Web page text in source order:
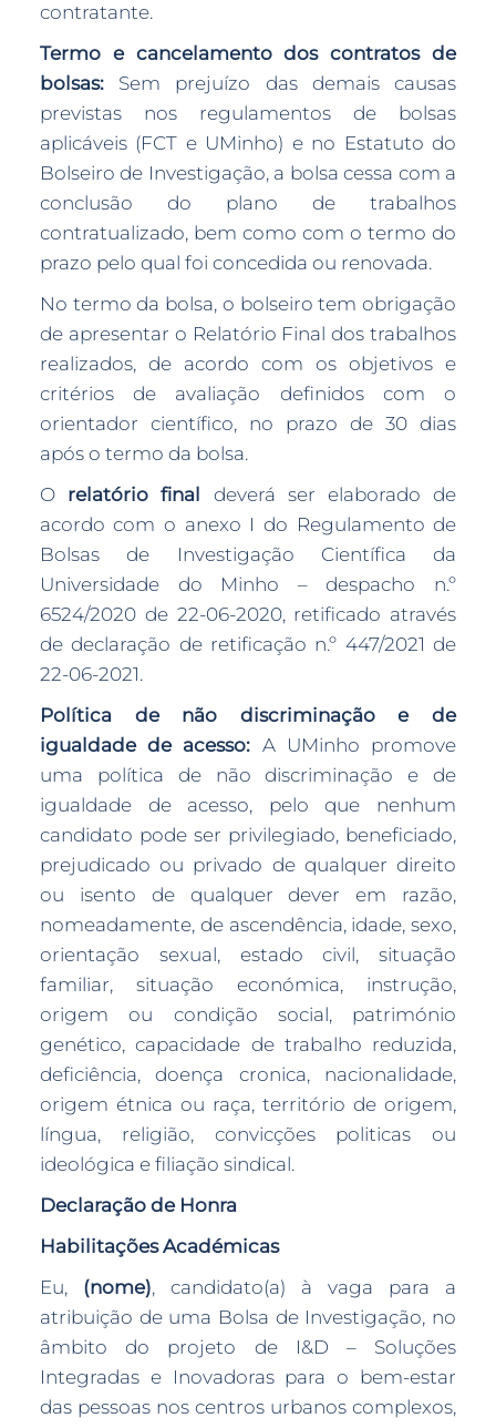
contratante.
Termo e cancelamento dos contratos de
bolsas: Sem prejuízo das demais causas
previstas nos regulamentos de bolsas
aplicáveis (FCT e UMinho) e no Estatuto do
Bolseiro de Investigação, a bolsa cessa com a
conclusão do plano de trabalhos
contratualizado, bem como com o termo do
prazo pelo qual foi concedida ou renovada.
No termo da bolsa, o bolseiro tem obrigação
de apresentar o Relatório Final dos trabalhos
realizados, de acordo com os objetivos e
critérios de avaliação definidos com o
orientador científico, no prazo de 30 dias
após o termo da bolsa.
O relatório final
deverá ser elaborado de
acordo com o anexo I do Regulamento de
Bolsas de Investigação Científica da
Universidade do Minho – despacho n.º
6524/2020 de 22-06-2020, retificado através
de declaração de retificação n.º 447/2021 de
22-06-2021.
Política de não discriminação e de
igualdade de acesso: A UMinho promove
uma política de não discriminação e de
igualdade de acesso, pelo que nenhum
candidato pode ser privilegiado, beneficiado,
prejudicado ou privado de qualquer direito
ou isento de qualquer dever em razão,
nomeadamente, de ascendência, idade, sexo,
orientação sexual, estado civil, situação
familiar, situação económica, instrução,
origem ou condição social, património
genético, capacidade de trabalho reduzida,
deficiência, doença cronica, nacionalidade,
origem étnica ou raça, território de origem,
língua, religião, convicções politicas ou
ideológica e filiação sindical.
Declaração de Honra
Habilitações Académicas
Eu, (nome), candidato(a) à vaga para a
atribuição de uma Bolsa de Investigação, no
âmbito do projeto de I&D – Soluções
Integradas e Inovadoras para o bem-estar
das pessoas nos centros urbanos complexos,